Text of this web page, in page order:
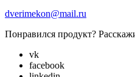
dverimekon@mail.ru
Понравился продукт?
vk
facebook